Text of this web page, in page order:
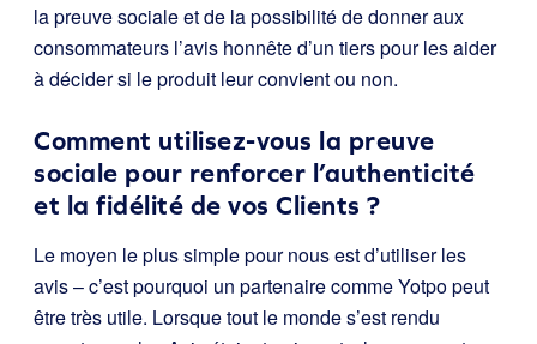
la preuve sociale et de la possibilité de donner aux
consommateurs l’avis honnête d’un tiers pour les aider
à décider si le produit leur convient ou non.
Comment utilisez-vous la preuve
sociale pour renforcer l’authenticité
et la fidélité de vos Clients ?
Le moyen le plus simple pour nous est d’utiliser les
avis – c’est pourquoi un partenaire comme Yotpo peut
être très utile. Lorsque tout le monde s’est rendu